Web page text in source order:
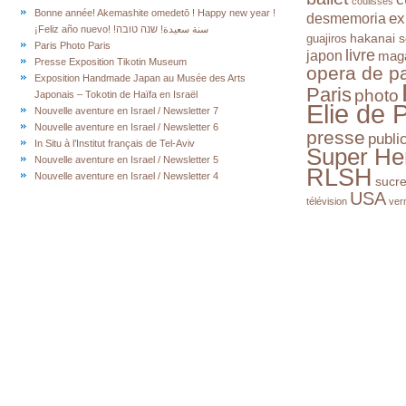
Bonne année! Akemashite omedetō ! Happy new year !
¡Feliz año nuevo! !سنة سعيدة! שנה טובה
Paris Photo Paris
Presse Exposition Tikotin Museum
Exposition Handmade Japan au Musée des Arts
Japonais – Tokotin de Haïfa en Israël
Nouvelle aventure en Israel / Newsletter 7
Nouvelle aventure en Israel / Newsletter 6
In Situ à l’Institut français de Tel-Aviv
Nouvelle aventure en Israel / Newsletter 5
Nouvelle aventure en Israel / Newsletter 4
desmemoria
guajiros hakanai
japon livre
opera de
Paris photo
Elie de
presse
Super
RLSH sucre
télévision USA